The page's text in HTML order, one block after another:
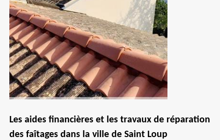
Les aides financières et les travaux de réparation
des faîtages dans la ville de Saint Loup